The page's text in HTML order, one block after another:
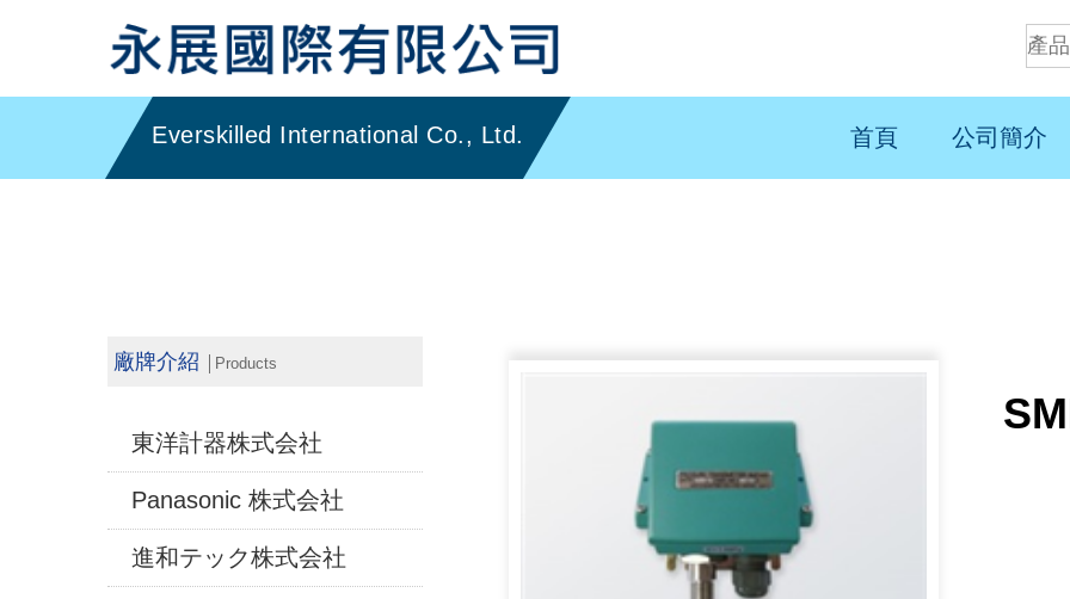
首頁 公司簡介
廠牌介紹 │Products
東洋計器株式会社
Panasonic 株式会社
進和テック株式会社